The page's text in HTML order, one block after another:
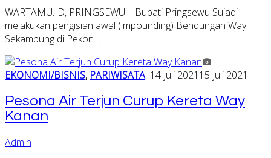
WARTAMU.ID, PRINGSEWU – Bupati Pringsewu Sujadi
melakukan pengisian awal (impounding) Bendungan Way
Sekampung di Pekon…
EKONOMI/BISNIS, PARIWISATA 14 Juli 2021 15 Juli 2021
Pesona Air Terjun Curup Kereta Way
Kanan
Admin